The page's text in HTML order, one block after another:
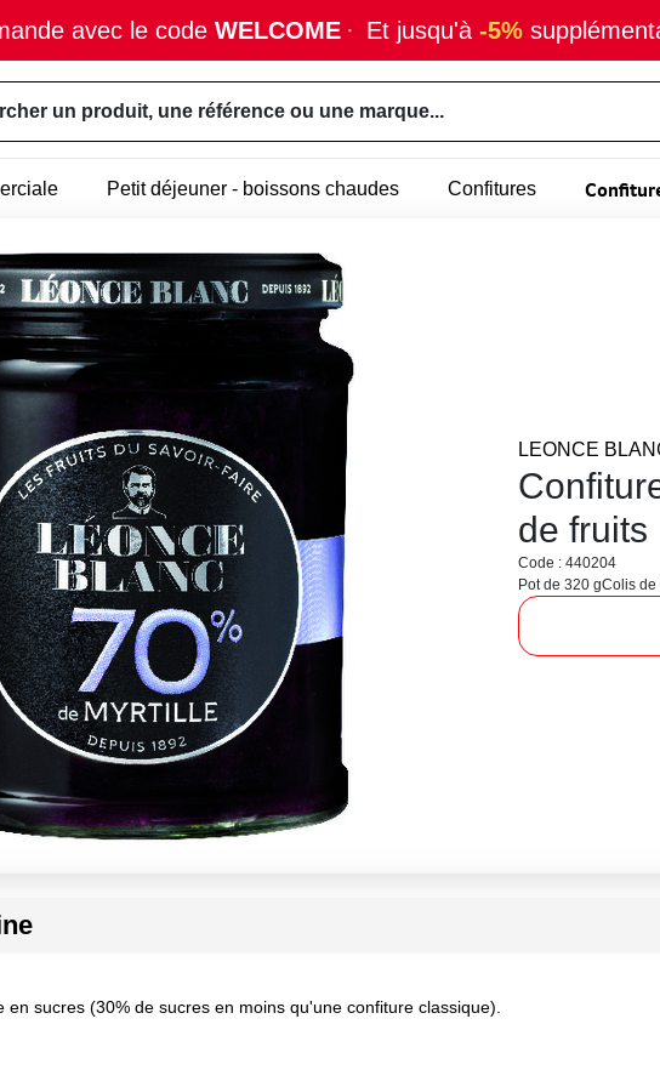
avec le code WELCOME · Et jusqu'à -5%
un produit, une référence ou une marque...
Petit déjeuner - boissons chaudes Confitures
LEONCE
de fruits
Code : 440204
Pot de 320 gColis de
sucres (30% de sucres en moins qu'une confiture classique).